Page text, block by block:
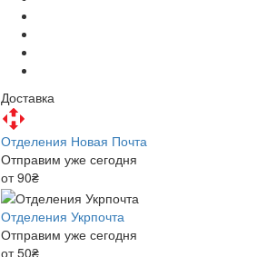
Доставка
Отделения Новая Почта
Отправим уже сегодня
от 90₴
Отделения Укрпочта
Отправим уже сегодня
от 50₴